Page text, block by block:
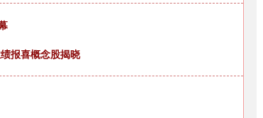
报喜概念股揭晓